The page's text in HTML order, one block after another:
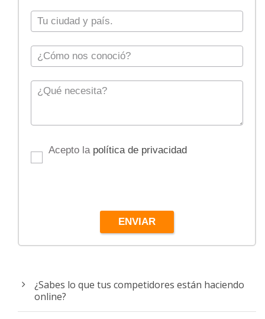
Acepto la política de privacidad
ENVIAR
¿Sabes lo que tus competidores están haciendo
online?